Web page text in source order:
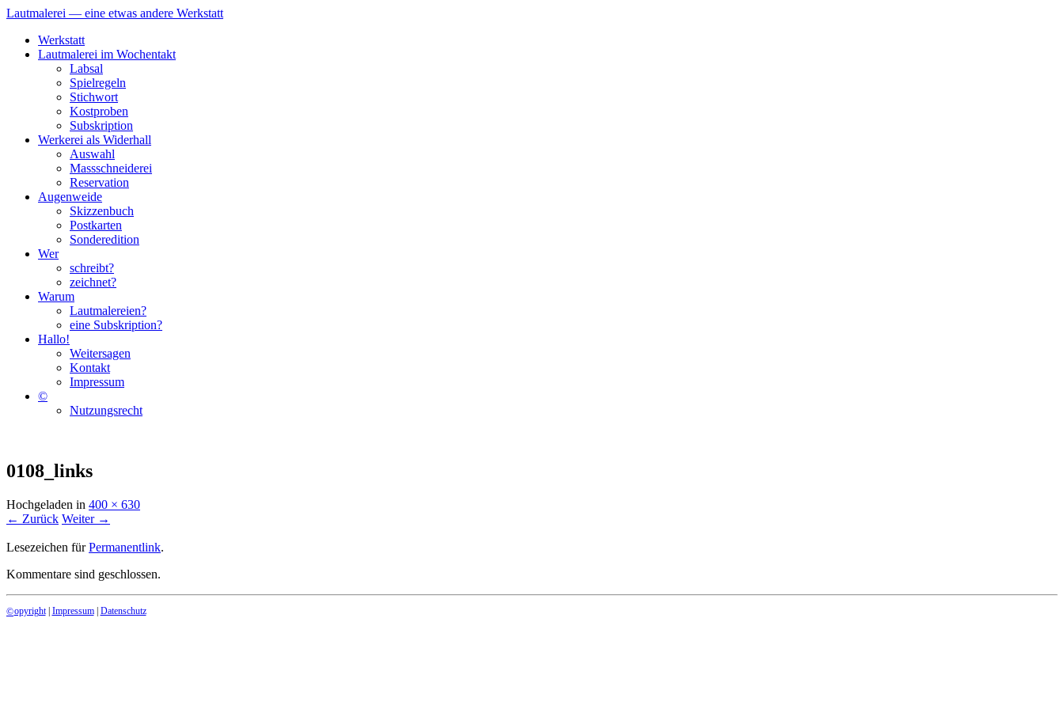
Lautmalerei — eine etwas andere Werkstatt
Zum
Inhalt
Werkstatt
Lautmalerei im Wochentakt
Labsal
Spielregeln
Stichwort
Kostproben
Subskription
Werkerei als Widerhall
Auswahl
Massschneiderei
Reservation
Augenweide
Skizzenbuch
Postkarten
Sonderedition
Wer
schreibt?
zeichnet?
Warum
Lautmalereien?
eine Subskription?
Hallo!
Weitersagen
Kontakt
Impressum
©
Nutzungsrecht
0108_links
Hochgeladen in 400 × 630
← Zurück Weiter →
Lesezeichen fürPermanentlink.
Kommentare sind geschlossen.
©opyright| Impressum| Datenschutz